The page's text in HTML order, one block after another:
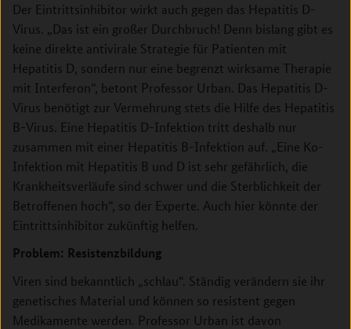
Der Eintrittsinhibitor wirkt auch gegen das Hepatitis D-
Virus. „Das ist ein großer Durchbruch! Denn bislang gibt es
keine direkte antivirale Strategie für Patienten mit
Hepatitis D, sondern nur eine begrenzt wirksame Therapie
mit Interferon“, betont Professor Urban. Das Hepatitis D-
Virus benötigt zur Vermehrung stets die Hilfe des Hepatitis
B-Virus. Eine Hepatitis D-Infektion tritt deshalb nur
zusammen mit einer Hepatitis B-Infektion auf. „Eine Ko-
Infektion mit Hepatitis B und D ist sehr gefährlich, die
Krankheitsverläufe sind schwer und die Sterblichkeit der
Betroffenen hoch“, so der Experte. Auch hier könnte der
Eintrittsinhibitor zukünftig helfen.
Problem: Resistenzbildung
Viren sind bekanntlich „schlau“. Ständig verändern sie ihr
genetisches Material und können so resistent gegen
Medikamente werden. Professor Urban ist davon